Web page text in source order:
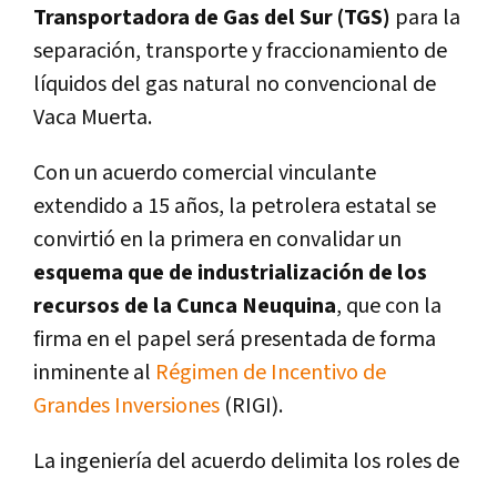
Transportadora de Gas del Sur (TGS) para la
separación, transporte y fraccionamiento de
líquidos del gas natural no convencional de
Vaca Muerta.
Con un acuerdo comercial vinculante
extendido a 15 años, la petrolera estatal se
convirtió en la primera en convalidar un
esquema que de industrialización de los
recursos de la Cunca Neuquina, que con la
firma en el papel será presentada de forma
inminente al Régimen de Incentivo de
Grandes Inversiones (RIGI).
La ingeniería del acuerdo delimita los roles de